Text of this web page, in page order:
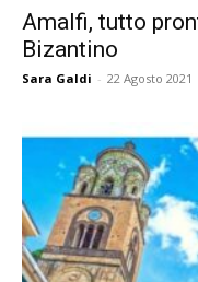
Amalfi, tutto
Bizantino
Sara Galdi - 22 Agosto 2021